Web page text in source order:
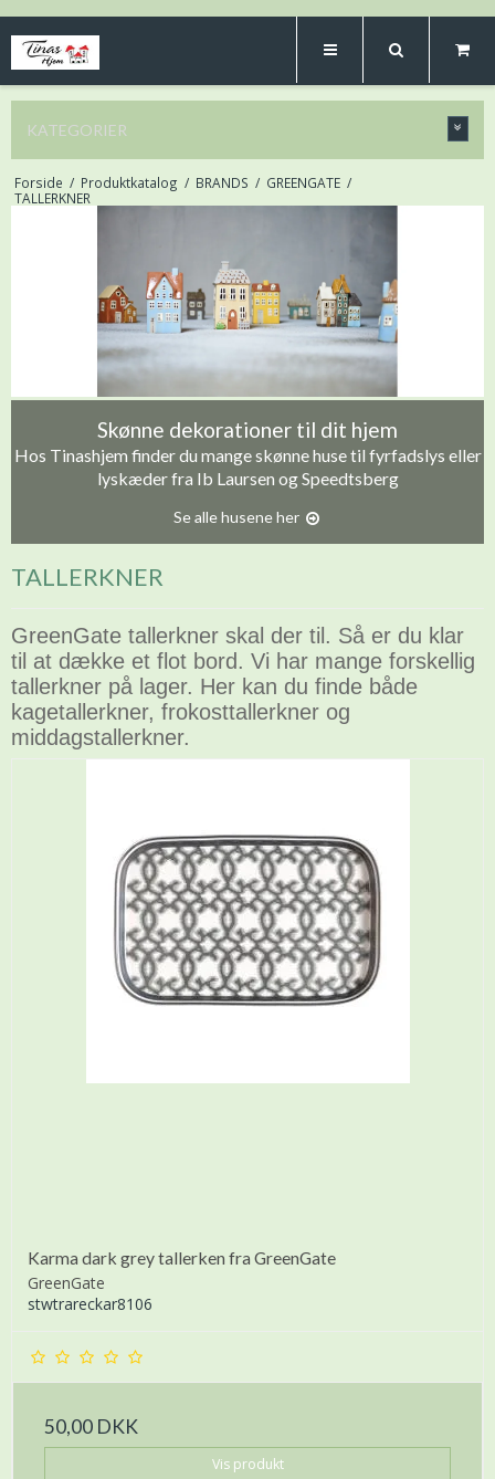
KATEGORIER
Forside / Produktkatalog / BRANDS / GREENGATE /
TALLERKNER
Skønne dekorationer til dit hjem
Hos Tinashjem finder du mange skønne huse til fyrfadslys eller
lyskæder fra Ib Laursen og Speedtsberg
Se alle husene her
TALLERKNER
GreenGate tallerkner skal der til. Så er du klar
til at dække et flot bord. Vi har mange forskellig
tallerkner på lager. Her kan du finde både
kagetallerkner, frokosttallerkner og
middagstallerkner.
Karma dark grey tallerken fra GreenGate
GreenGate
stwtrareckar8106
50,00 DKK
Vis produkt